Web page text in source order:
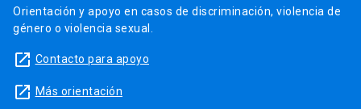
Orientación y apoyo en casos de discriminación, violencia de
género o violencia sexual.
launch Contacto para apoyo
launch Más orientación